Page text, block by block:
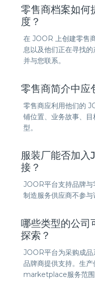
零售商档案如何
度？
在 JOOR 上创建零售
息以及他们正在寻找
并与您联系。
零售商简介中应
零售商应利用他们的
铺位置、业务故事、
型。
服装厂能否加
接？
JOOR平台支持品牌与
制造服务供应商不参与
哪些类型的公司
探索？
JOOR平台为采购成品
品牌商提供支持。生
marketplace服务范围